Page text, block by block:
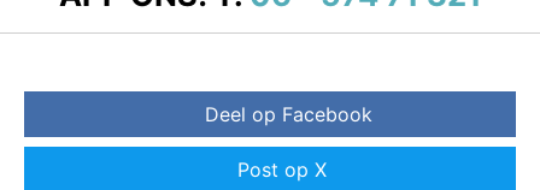
Deel op Facebook
Post op X